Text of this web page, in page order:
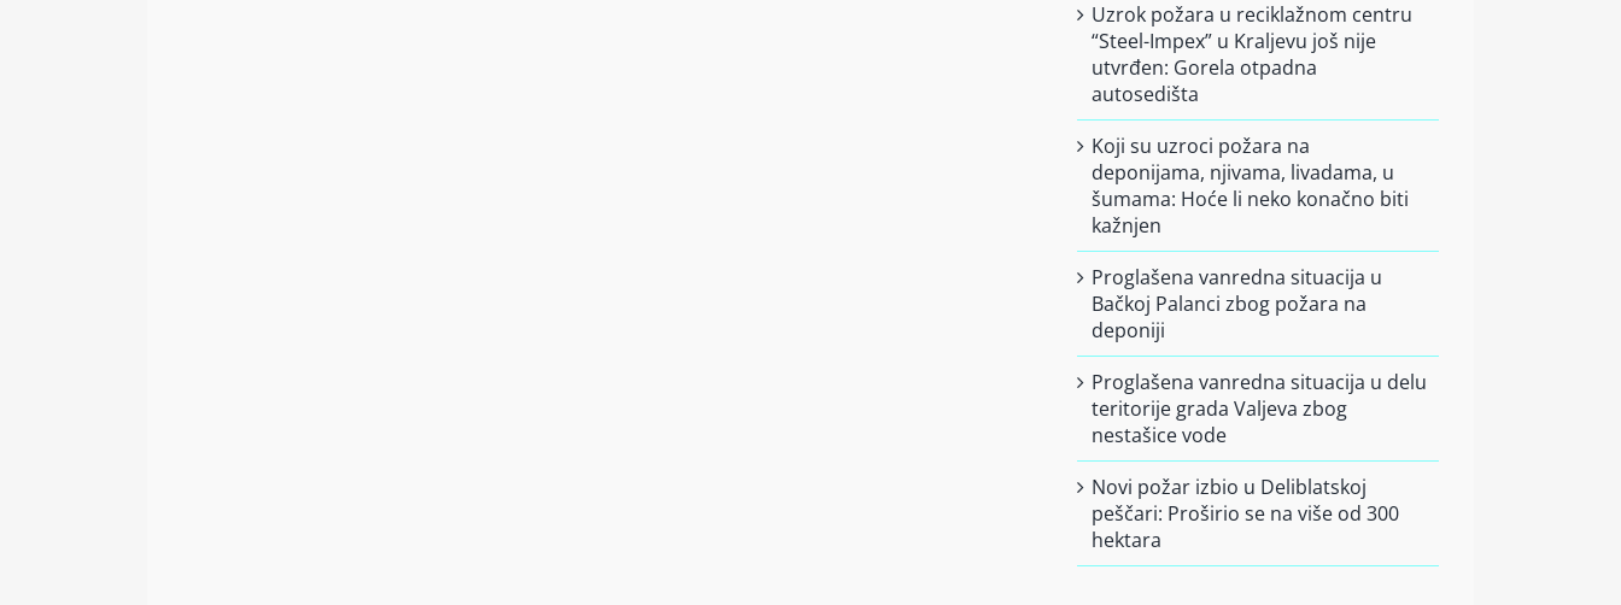
Uzrok požara u reciklažnom centru
“Steel-Impex” u Kraljevu još nije
utvrđen: Gorela otpadna
autosedišta
Koji su uzroci požara na
deponijama, njivama, livadama, u
šumama: Hoće li neko konačno biti
kažnjen
Proglašena vanredna situacija u
Bačkoj Palanci zbog požara na
deponiji
Proglašena vanredna situacija u delu
teritorije grada Valjeva zbog
nestašice vode
Novi požar izbio u Deliblatskoj
peščari: Proširio se na više od 300
hektara